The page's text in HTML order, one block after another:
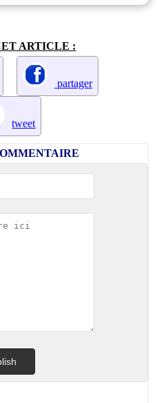
ARTICLE :
partager
tweet